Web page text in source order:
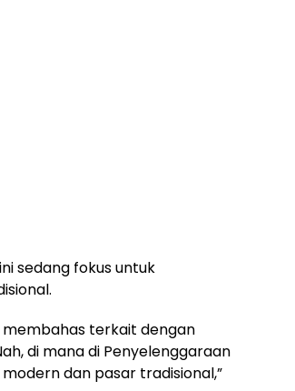
sedang fokus untuk
membahas terkait dengan
di mana di Penyelenggaraan
dan pasar tradisional,”